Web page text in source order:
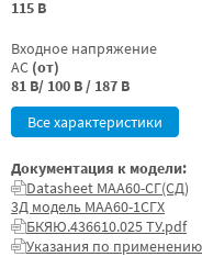
115 В
Входное напряжение
AC (от)
81 В/ 100 В / 187 В
Все характеристики
Документация к модели:
Datasheet МАА60-СГ(СД)
3Д модель МАА60-1СГХ
БКЯЮ.436610.025 ТУ.pdf
Указания по